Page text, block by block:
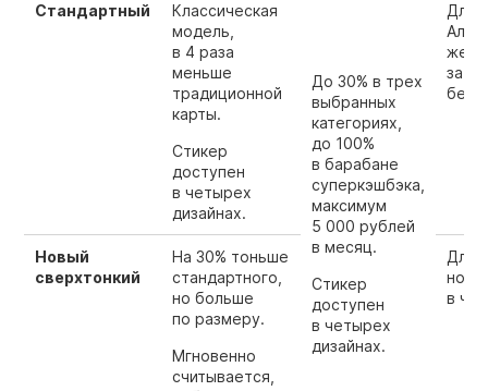
Стандартный
Классическая
модель,
в 4 раза
меньше
традиционной
карты.
Стикер
доступен
в четырех
дизайнах.
До 30% в трех
выбранных
категориях,
до 100%
в барабане
суперкэшбэка,
максимум
5 000 рублей
в месяц.
Стикер
доступен
в четырех
дизайнах.
Для
за
Новый
сверхтонкий
На 30% тоньше
стандартного,
но больше
по размеру.
Мгновенно
считывается,
Для
в